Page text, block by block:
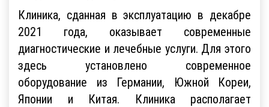
Клиника, сданная в эксплуатацию в декабре
2021 года, оказывает современные
диагностические и лечебные услуги. Для этого
здесь установлено современное
оборудование из Германии, Южной Кореи,
Японии и Китая. Клиника располагает